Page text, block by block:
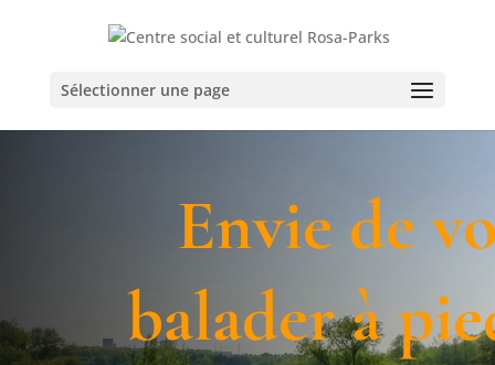
Sélectionner une page
Envie de
balader à